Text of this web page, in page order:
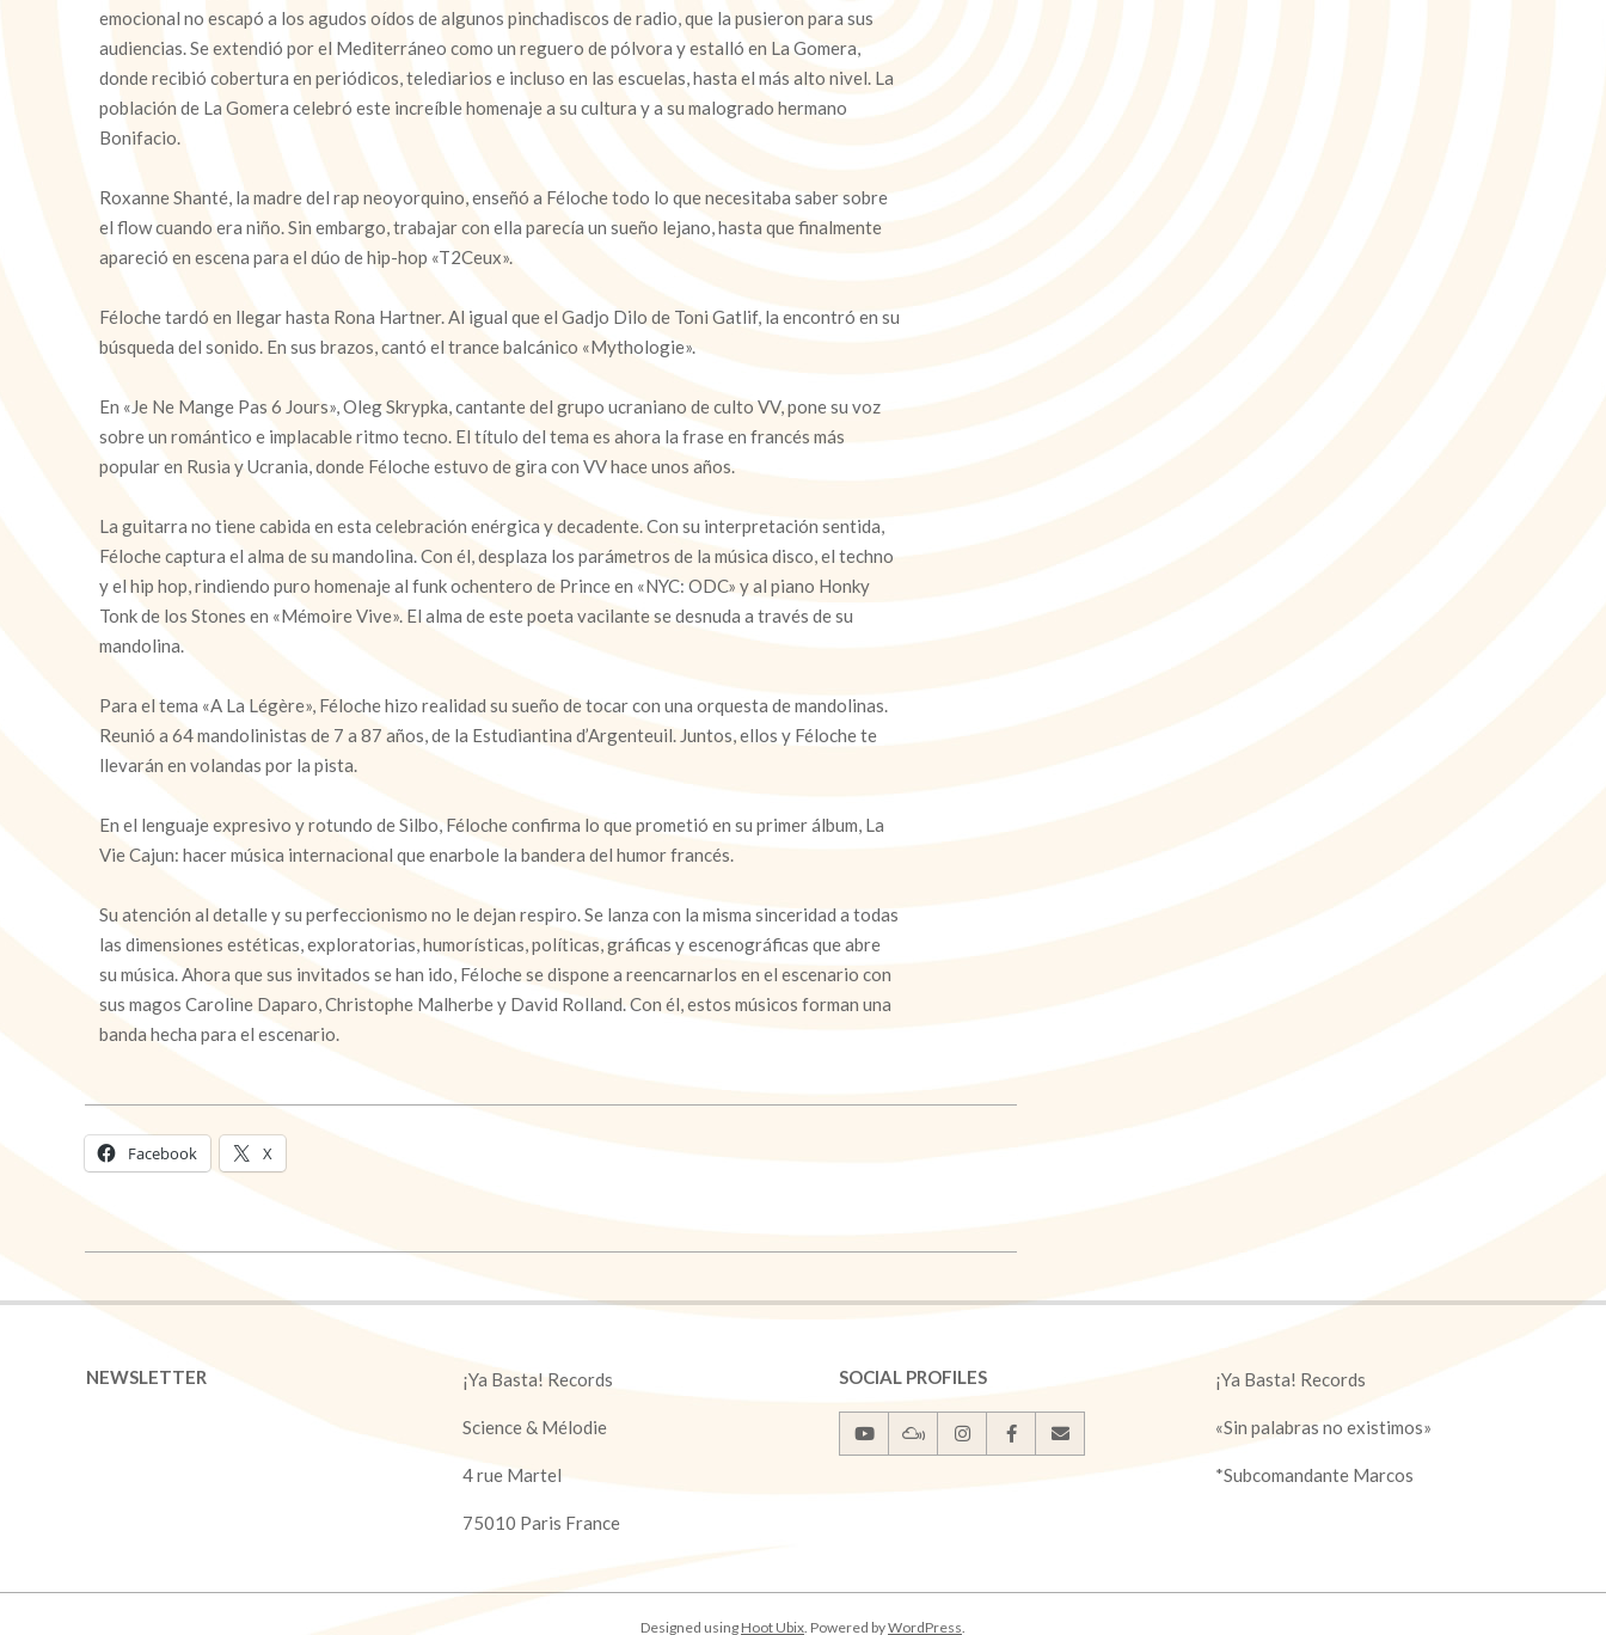
emocional no escapó a los agudos oídos de algunos pinchadiscos de radio, que la pusieron para sus
audiencias. Se extendió por el Mediterráneo como un reguero de pólvora y estalló en La Gomera,
donde recibió cobertura en periódicos, telediarios e incluso en las escuelas, hasta el más alto nivel. La
población de La Gomera celebró este increíble homenaje a su cultura y a su malogrado hermano
Bonifacio.
Roxanne Shanté, la madre del rap neoyorquino, enseñó a Féloche todo lo que necesitaba saber sobre
el flow cuando era niño. Sin embargo, trabajar con ella parecía un sueño lejano, hasta que finalmente
apareció en escena para el dúo de hip-hop «T2Ceux».
Féloche tardó en llegar hasta Rona Hartner. Al igual que el Gadjo Dilo de Toni Gatlif, la encontró en su
búsqueda del sonido. En sus brazos, cantó el trance balcánico «Mythologie».
En «Je Ne Mange Pas 6 Jours», Oleg Skrypka, cantante del grupo ucraniano de culto VV, pone su voz
sobre un romántico e implacable ritmo tecno. El título del tema es ahora la frase en francés más
popular en Rusia y Ucrania, donde Féloche estuvo de gira con VV hace unos años.
La guitarra no tiene cabida en esta celebración enérgica y decadente. Con su interpretación sentida,
Féloche captura el alma de su mandolina. Con él, desplaza los parámetros de la música disco, el techno
y el hip hop, rindiendo puro homenaje al funk ochentero de Prince en «NYC: ODC» y al piano Honky
Tonk de los Stones en «Mémoire Vive». El alma de este poeta vacilante se desnuda a través de su
mandolina.
Para el tema «A La Légère», Féloche hizo realidad su sueño de tocar con una orquesta de mandolinas.
Reunió a 64 mandolinistas de 7 a 87 años, de la Estudiantina d’Argenteuil. Juntos, ellos y Féloche te
llevarán en volandas por la pista.
En el lenguaje expresivo y rotundo de Silbo, Féloche confirma lo que prometió en su primer álbum, La
Vie Cajun: hacer música internacional que enarbole la bandera del humor francés.
Su atención al detalle y su perfeccionismo no le dejan respiro. Se lanza con la misma sinceridad a todas
las dimensiones estéticas, exploratorias, humorísticas, políticas, gráficas y escenográficas que abre
su música. Ahora que sus invitados se han ido, Féloche se dispone a reencarnarlos en el escenario con
sus magos Caroline Daparo, Christophe Malherbe y David Rolland. Con él, estos músicos forman una
banda hecha para el escenario.
Facebook X
02-
NEWSLETTER ¡Ya Basta! Records
Science & Mélodie
4 rue Martel
75010 Paris France
SOCIAL PROFILES ¡Ya Basta! Records
«Sin palabras no existimos»
*Subcomandante Marcos
Designed using Hoot Ubix. Powered byWordPress.